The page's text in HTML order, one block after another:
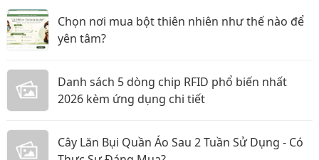
Chọn nơi mua bột thiên nhiên như thế nào để
yên tâm?
Danh sách 5 dòng chip RFID phổ biến nhất
2026 kèm ứng dụng chi tiết
Cây Lăn Bụi Quần Áo Sau 2 Tuần Sử Dụng - Có